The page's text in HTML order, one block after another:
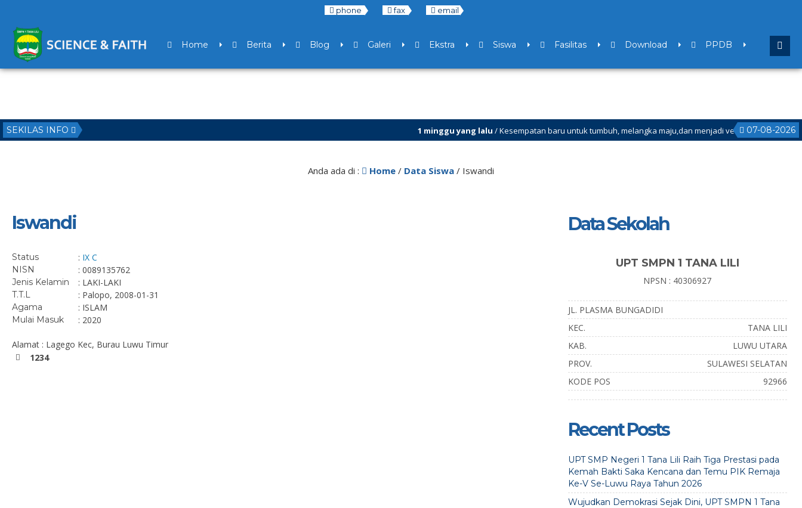
phone fax email
Home Berita Blog Galeri Ekstra Siswa Fasilitas Download PPDB
SEKILAS INFO 07-08-2026
1 minggu yang lalu/ Kesempatan baru untuk tumbuh, melangka maju,dan menjadi versi terbaik bagi dirimu.
Anda ada di : Home / Data Siswa / Iswandi
Iswandi
Status : IX C
NISN : 0089135762
Jenis Kelamin : LAKI-LAKI
T.T.L : Palopo, 2008-01-31
Agama : ISLAM
Mulai Masuk : 2020
Alamat : Lagego Kec, Burau Luwu Timur
1234
Data Sekolah
UPT SMPN 1 TANA LILI
NPSN : 40306927
JL. PLASMA BUNGADIDI
KEC.
TANA LILI
KAB.
LUWU UTARA
PROV.
SULAWESI SELATAN
KODE POS
92966
Recent Posts
UPT SMP Negeri 1 Tana Lili Raih Tiga Prestasi pada
Kemah Bakti Saka Kencana dan Temu PIK Remaja
Ke-V Se-Luwu Raya Tahun 2026
Wujudkan Demokrasi Sejak Dini, UPT SMPN 1 Tana